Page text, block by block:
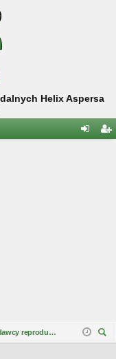
Helix Aspersa
Sprzedawcy reproduktorów